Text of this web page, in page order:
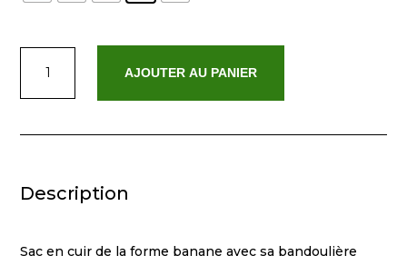
Aly
AJOUTER AU PANIER
Description
Sac en cuir de la forme banane avec sa bandoulière